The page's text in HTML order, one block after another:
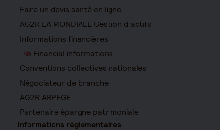
Faire un devis santé en ligne
AG2R LA MONDIALE Gestion d’actifs
Informations financières
Financial informations
Conventions collectives nationales
Négociateur de branche
AG2R ARPEGE
Partenaire épargne patrimoniale
Informations réglementaires